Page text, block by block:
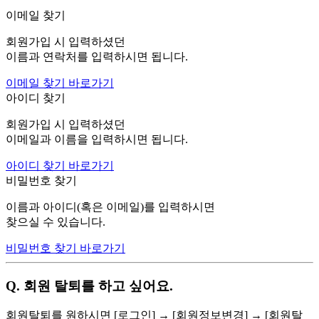
이메일 찾기
회원가입 시 입력하셨던
이름과 연락처를 입력하시면 됩니다.
이메일 찾기 바로가기
아이디 찾기
회원가입 시 입력하셨던
이메일과 이름을 입력하시면 됩니다.
아이디 찾기 바로가기
비밀번호 찾기
이름과 아이디(혹은 이메일)를 입력하시면
찾으실 수 있습니다.
비밀번호 찾기 바로가기
Q. 회원 탈퇴를 하고 싶어요.
회원탈퇴를 원하시면 [로그인] → [회원정보변경] → [회원탈